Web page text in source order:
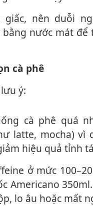
nước mát để
cà phê
lưu ý:
latte, mocha) vì
hiệu quả tỉnh
Americano
lo âu hoặc mất